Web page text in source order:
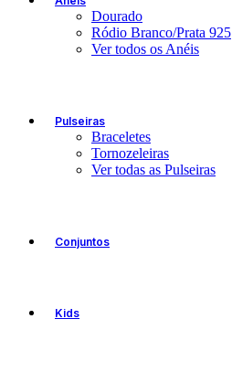
Dourado
Ródio Branco/Prata 925
Ver todos os Anéis
Pulseiras
Braceletes
Tornozeleiras
Ver todas as Pulseiras
Conjuntos
Kids